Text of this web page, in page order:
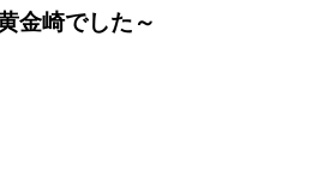
金崎でした～